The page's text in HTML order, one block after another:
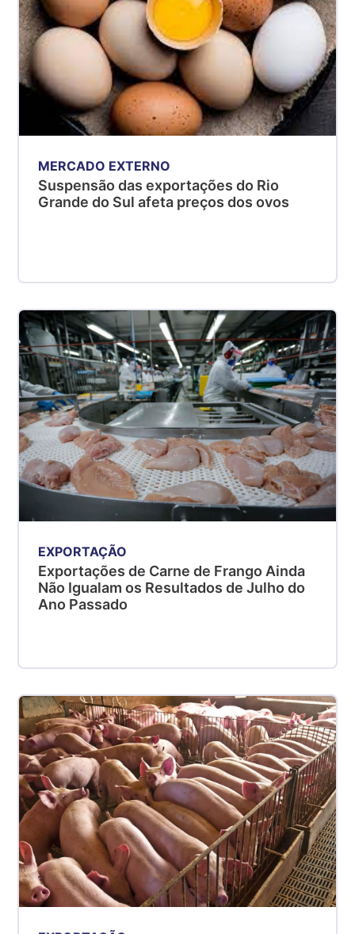
MERCADO EXTERNO
Suspensão das exportações do Rio
Grande do Sul afeta preços dos ovos
EXPORTAÇÃO
Exportações de Carne de Frango Ainda
Não Igualam os Resultados de Julho do
Ano Passado